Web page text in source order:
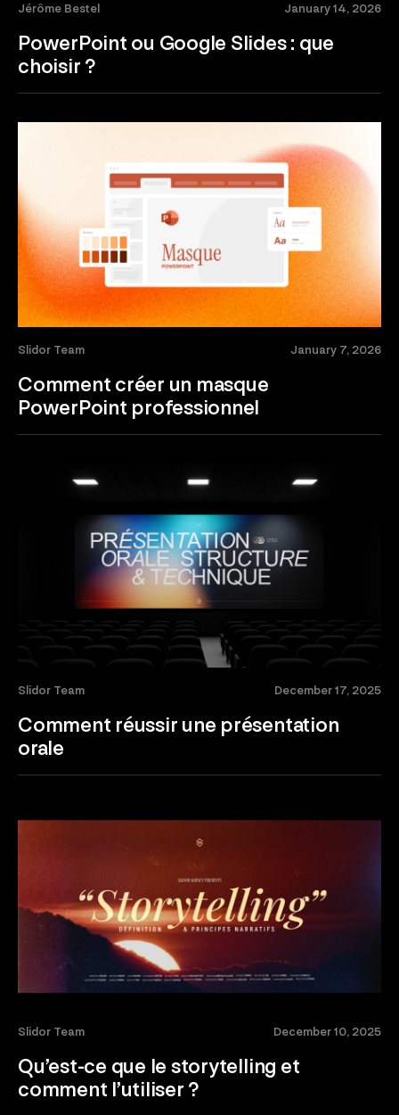
Jérôme Bestel January 14, 2026
PowerPoint ou Google Slides : que
choisir ?
Slidor Team January 7, 2026
Comment créer un masque
PowerPoint professionnel
Slidor Team December 17, 2025
Comment réussir une présentation
orale
Slidor Team December 10, 2025
Qu’est-ce que le storytelling et
comment l’utiliser ?